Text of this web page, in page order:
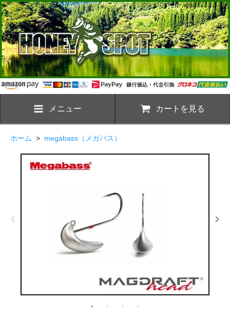
メニュー カートを見る
ホーム > megabass（メガバス）